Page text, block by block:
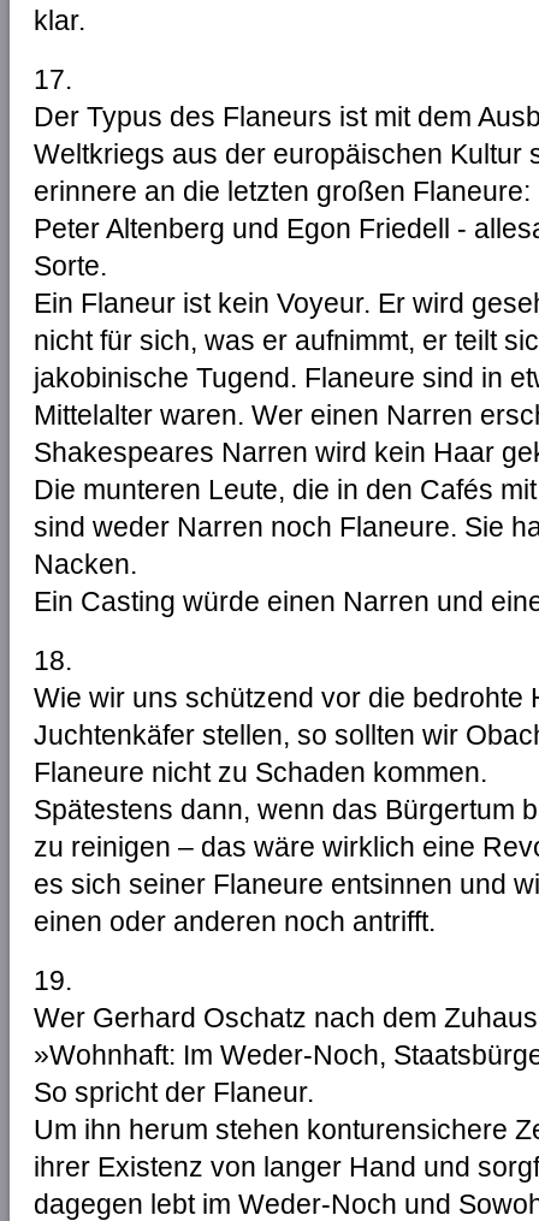
klar.
17.
Der Typus des Flaneurs ist mit dem
Weltkriegs aus der europäischen Kultur
erinnere an die letzten großen
Peter Altenberg und Egon Friedell -
Sorte.
Ein Flaneur ist kein Voyeur. Er wird
nicht für sich, was er aufnimmt, er teilt
jakobinische Tugend. Flaneure sind in
Mittelalter waren. Wer einen Narren
Shakespeares Narren wird kein Haar
Die munteren Leute, die in den Cafés
sind weder Narren noch Flaneure. Sie
Nacken.
Ein Casting würde einen Narren und
18.
Wie wir uns schützend vor die bedrohte
Juchtenkäfer stellen, so sollten wir
Flaneure nicht zu Schaden kommen.
Spätestens dann, wenn das Bürgertum
zu reinigen – das wäre wirklich eine
es sich seiner Flaneure entsinnen und
einen oder anderen noch antrifft.
19.
Wer Gerhard Oschatz nach dem
»Wohnhaft: Im Weder-Noch,
So spricht der Flaneur.
Um ihn herum stehen konturensichere
ihrer Existenz von langer Hand und
dagegen lebt im Weder-Noch und